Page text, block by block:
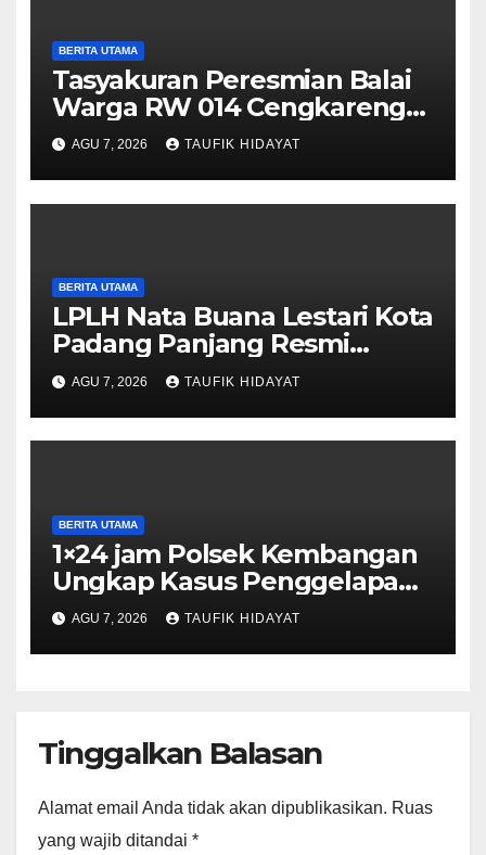
BERITA UTAMA
Tasyakuran Peresmian Balai
Warga RW 014 Cengkareng
Timur, Warga Didorong
Manfaatkan untuk
Musyawarah dan Kegiatan
AGU 7, 2026 TAUFIK HIDAYAT
BERITA UTAMA
LPLH Nata Buana Lestari Kota
Padang Panjang Resmi
Dilantik, Diharapkan Perkuat
Sinergi Pelestarian
Lingkungan
AGU 7, 2026 TAUFIK HIDAYAT
BERITA UTAMA
1×24 jam Polsek Kembangan
Ungkap Kasus Penggelapan
Motor Bermodus Kenalan di
Aplikasi Kencan, Pelaku
Dibekuk di Ciputat
AGU 7, 2026 TAUFIK HIDAYAT
Tinggalkan Balasan
Alamat email Anda tidak akan dipublikasikan. Ruas
yang wajib ditandai *